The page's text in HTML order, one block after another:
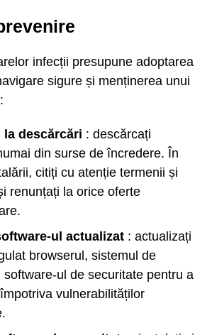
infecții presupune adoptarea
sigure și menținerea unui
la descărcări : descărcați
din surse de încredere. În
citiți cu atenție termenii și
renunțați la orice oferte
ul actualizat : actualizați
browserul, sistemul de
software-ul de securitate pentru a
vulnerabilităților